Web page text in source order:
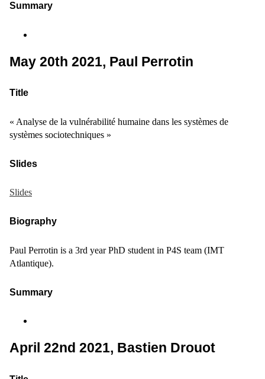
Summary
May 20th 2021, Paul Perrotin
Title
« Analyse de la vulnérabilité humaine dans les systèmes de
systèmes sociotechniques »
Slides
Slides
Biography
Paul Perrotin is a 3rd year PhD student in P4S team (IMT
Atlantique).
Summary
April 22nd 2021, Bastien Drouot